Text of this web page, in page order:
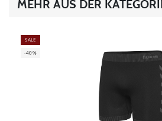
MEHR AUS DER
SALE
-40%